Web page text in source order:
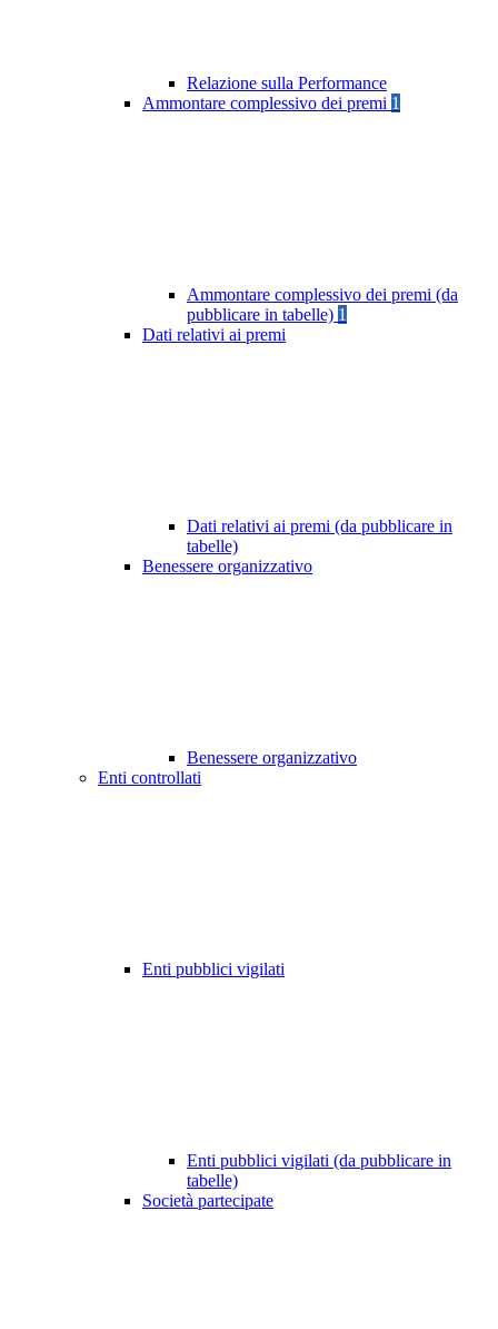
Relazione sulla Performance
Ammontare complessivo dei premi 1
Ammontare complessivo dei premi (da
pubblicare in tabelle) 1
Dati relativi ai premi
Dati relativi ai premi (da pubblicare in
tabelle)
Benessere organizzativo
Benessere organizzativo
Enti controllati
Enti pubblici vigilati
Enti pubblici vigilati (da pubblicare in
tabelle)
Società partecipate